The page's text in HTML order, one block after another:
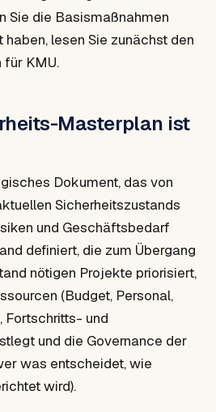
Sie die Basismaßnahmen
lesen Sie zunächst den
für KMU.
Masterplan ist
Dokument, das von
Sicherheitszustands
und Geschäftsbedarf
definiert, die zum Übergang
nötigen Projekte priorisiert,
(Budget, Personal,
Fortschritts- und
und die Governance der
was entscheidet, wie
wird).